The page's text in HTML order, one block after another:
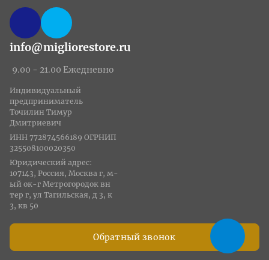
info@migliorestore.ru
9.00 - 21.00 Ежедневно
Обратный звонок
Индивидуальный
предприниматель
Точилин Тимур
Дмитриевич
ИНН 772874566189 ОГРНИП
325508100020350
Юридический адрес:
107143, Россия, Москва г, м-
ый ок-г Метрогородок вн
тер г, ул Тагильская, д 3, к
3, кв 50